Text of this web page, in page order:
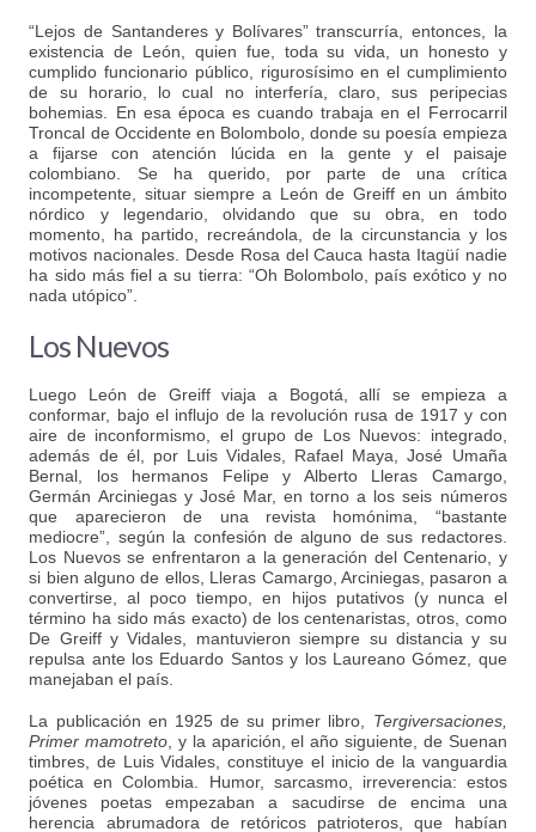
“Lejos de Santanderes y Bolívares” transcurría, entonces, la
existencia de León, quien fue, toda su vida, un honesto y
cumplido funcionario público, rigurosísimo en el cumplimiento
de su horario, lo cual no interfería, claro, sus peripecias
bohemias. En esa época es cuando trabaja en el Ferrocarril
Troncal de Occidente en Bolombolo, donde su poesía empieza
a fijarse con atención lúcida en la gente y el paisaje
colombiano. Se ha querido, por parte de una crítica
incompetente, situar siempre a León de Greiff en un ámbito
nórdico y legendario, olvidando que su obra, en todo
momento, ha partido, recreándola, de la circunstancia y los
motivos nacionales. Desde Rosa del Cauca hasta Itagüí nadie
ha sido más fiel a su tierra: “Oh Bolombolo, país exótico y no
nada utópico”.
Los Nuevos
Luego León de Greiff viaja a Bogotá, allí se empieza a
conformar, bajo el influjo de la revolución rusa de 1917 y con
aire de inconformismo, el grupo de Los Nuevos: integrado,
además de él, por Luis Vidales, Rafael Maya, José Umaña
Bernal, los hermanos Felipe y Alberto Lleras Camargo,
Germán Arciniegas y José Mar, en torno a los seis números
que aparecieron de una revista homónima, “bastante
mediocre”, según la confesión de alguno de sus redactores.
Los Nuevos se enfrentaron a la generación del Centenario, y
si bien alguno de ellos, Lleras Camargo, Arciniegas, pasaron a
convertirse, al poco tiempo, en hijos putativos (y nunca el
término ha sido más exacto) de los centenaristas, otros, como
De Greiff y Vidales, mantuvieron siempre su distancia y su
repulsa ante los Eduardo Santos y los Laureano Gómez, que
manejaban el país.
La publicación en 1925 de su primer libro, Tergiversaciones,
Primer mamotreto , y la aparición, el año siguiente, de Suenan
timbres, de Luis Vidales, constituye el inicio de la vanguardia
poética en Colombia. Humor, sarcasmo, irreverencia: estos
jóvenes poetas empezaban a sacudirse de encima una
herencia abrumadora de retóricos patrioteros, que habían